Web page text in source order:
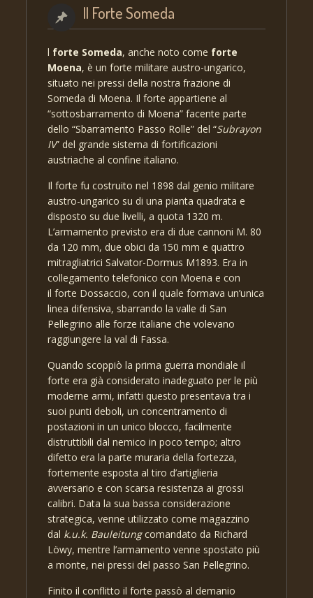
Il Forte Someda
l forte Someda, anche noto come forte
Moena, è un forte militare austro-ungarico,
situato nei pressi della nostra frazione di
Someda di Moena. Il forte appartiene al
“sottosbarramento di Moena” facente parte
dello “Sbarramento Passo Rolle” del “Subrayon
IV” del grande sistema di fortificazioni
austriache al confine italiano.
Il forte fu costruito nel 1898 dal genio militare
austro-ungarico su di una pianta quadrata e
disposto su due livelli, a quota 1320 m.
L’armamento previsto era di due cannoni M. 80
da 120 mm, due obici da 150 mm e quattro
mitragliatrici Salvator-Dormus M1893. Era in
collegamento telefonico con Moena e con
il forte Dossaccio, con il quale formava un’unica
linea difensiva, sbarrando la valle di San
Pellegrino alle forze italiane che volevano
raggiungere la val di Fassa.
Quando scoppiò la prima guerra mondiale il
forte era già considerato inadeguato per le più
moderne armi, infatti questo presentava tra i
suoi punti deboli, un concentramento di
postazioni in un unico blocco, facilmente
distruttibili dal nemico in poco tempo; altro
difetto era la parte muraria della fortezza,
fortemente esposta al tiro d’artiglieria
avversario e con scarsa resistenza ai grossi
calibri. Data la sua bassa considerazione
strategica, venne utilizzato come magazzino
dal k.u.k. Bauleitungcomandato da Richard
Löwy, mentre l’armamento venne spostato più
a monte, nei pressi del passo San Pellegrino.
Finito il conflitto il forte passò al demanio